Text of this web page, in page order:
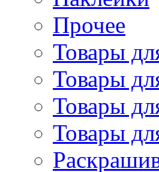
Прочее
Товары
Товары
Товары
Товары